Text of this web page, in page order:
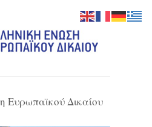
Ευρωπαϊκού Δικαίου